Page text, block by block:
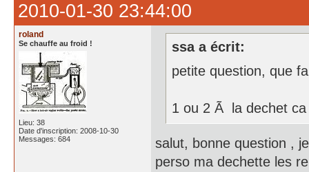
2010-01-30 23:44:00
roland
Se chauffe au froid !
Lieu: 38
Date d'inscription: 2008-10-30
Messages: 684
ssa a écrit:
petite question, que
1 ou 2 Ã la dechet
salut, bonne question ,
perso ma dechette les